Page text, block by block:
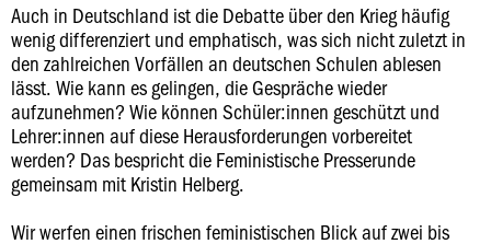
Auch in Deutschland ist die Debatte über den Krieg häufig
wenig differenziert und emphatisch, was sich nicht zuletzt in
den zahlreichen Vorfällen an deutschen Schulen ablesen
lässt. Wie kann es gelingen, die Gespräche wieder
aufzunehmen? Wie können Schüler:innen geschützt und
Lehrer:innen auf diese Herausforderungen vorbereitet
werden? Das bespricht die Feministische Presserunde
gemeinsam mit Kristin Helberg.
Wir werfen einen frischen feministischen Blick auf zwei bis